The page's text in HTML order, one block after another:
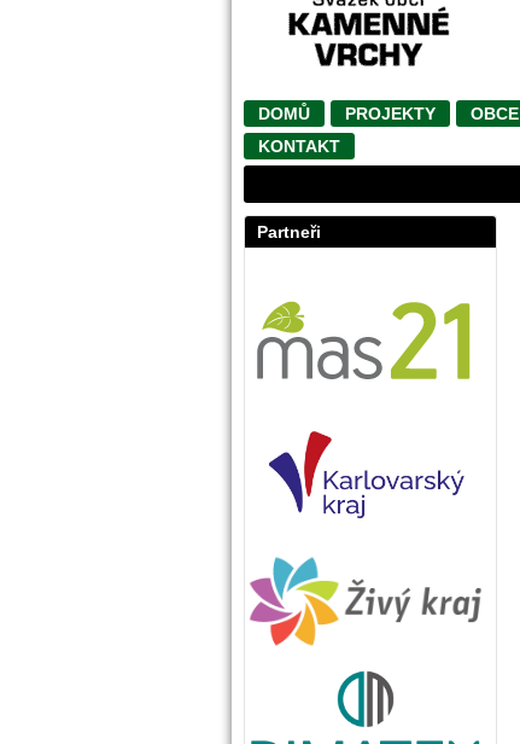
DOMŮ PROJEKTY OBCE
KONTAKT
Partneři